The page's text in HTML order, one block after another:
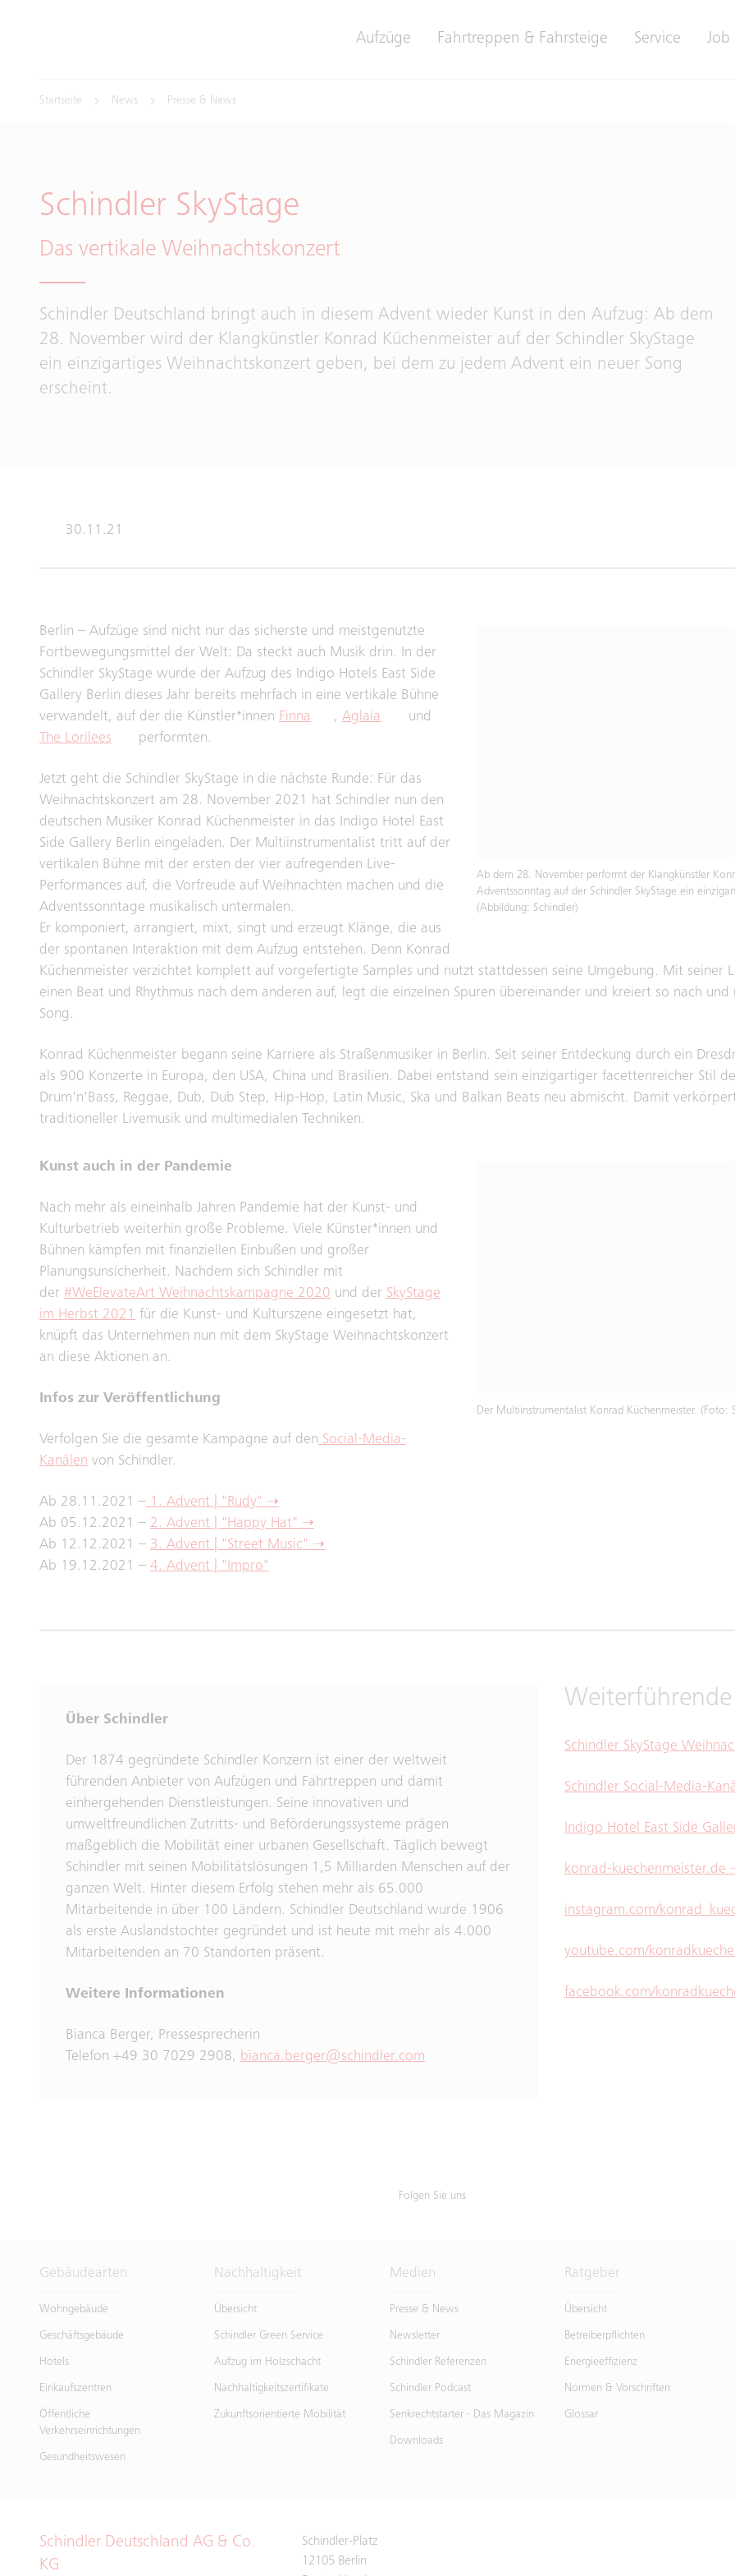
Aufzüge Fahrtreppen & Fahrsteige Service Job
Startseite News Presse & News
Schindler SkyStage
Das vertikale Weihnachtskonzert
Schindler Deutschland bringt auch in diesem Advent wieder Kunst in den Aufzug: Ab dem
28. November wird der Klangkünstler Konrad Küchenmeister auf der Schindler SkyStage
ein einzigartiges Weihnachtskonzert geben, bei dem zu jedem Advent ein neuer Song
erscheint.
30.11.21
Ab dem 28. November performt der Klangkünstler
Adventssonntag auf der Schindler SkyStage ein
(Abbildung: Schindler)
Berlin – Aufzüge sind nicht nur das sicherste und meistgenutzte
Fortbewegungsmittel der Welt: Da steckt auch Musik drin. In der
Schindler SkyStage wurde der Aufzug des Indigo Hotels East Side
Gallery Berlin dieses Jahr bereits mehrfach in eine vertikale Bühne
verwandelt, auf der die Künstler*innen Finna ,Aglaia
und
The Lorilees
performten.
Jetzt geht die Schindler SkyStage in die nächste Runde: Für das
Weihnachtskonzert am 28. November 2021 hat Schindler nun den
deutschen Musiker Konrad Küchenmeister in das Indigo Hotel East
Side Gallery Berlin eingeladen. Der Multiinstrumentalist tritt auf der
vertikalen Bühne mit der ersten der vier aufregenden Live-
Performances auf, die Vorfreude auf Weihnachten machen und die
Adventssonntage musikalisch untermalen.
Er komponiert, arrangiert, mixt, singt und erzeugt Klänge, die aus
der spontanen Interaktion mit dem Aufzug entstehen. Denn Konrad
Küchenmeister verzichtet komplett auf vorgefertigte Samples und nutzt stattdessen seine Umgebung. Mit seiner
einen Beat und Rhythmus nach dem anderen auf, legt die einzelnen Spuren übereinander und kreiert so nach
Song.
Konrad Küchenmeister begann seine Karriere als Straßenmusiker in Berlin. Seit seiner Entdeckung durch ein
als 900 Konzerte in Europa, den USA, China und Brasilien. Dabei entstand sein einzigartiger facettenreicher Stil
Drum'n'Bass, Reggae, Dub, Dub Step, Hip-Hop, Latin Music, Ska und Balkan Beats neu abmischt. Damit
traditioneller Livemusik und multimedialen Techniken.
Der Multiinstrumentalist Konrad Küchenmeister. (Foto:
Kunst auch in der Pandemie
Nach mehr als eineinhalb Jahren Pandemie hat der Kunst- und
Kulturbetrieb weiterhin große Probleme. Viele Künster*innen und
Bühnen kämpfen mit finanziellen Einbußen und großer
Planungsunsicherheit. Nachdem sich Schindler mit
der #WeElevateArt Weihnachtskampagne 2020 und der SkyStage
im Herbst 2021 für die Kunst- und Kulturszene eingesetzt hat,
knüpft das Unternehmen nun mit dem SkyStage Weihnachtskonzert
an diese Aktionen an.
Infos zur Veröffentlichung
Verfolgen Sie die gesamte Kampagne auf den Social-Media-
Kanälen von Schindler.
Ab 28.11.2021 – 1. Advent | "Rudy" ➝
Ab 05.12.2021 – 2. Advent | "Happy Hat" ➝
Ab 12.12.2021 – 3. Advent | "Street Music" ➝
Ab 19.12.2021 – 4. Advent | "Impro"
Über Schindler
Der 1874 gegründete Schindler Konzern ist einer der weltweit
führenden Anbieter von Aufzügen und Fahrtreppen und damit
einhergehenden Dienstleistungen. Seine innovativen und
umweltfreundlichen Zutritts- und Beförderungssysteme prägen
maßgeblich die Mobilität einer urbanen Gesellschaft. Täglich bewegt
Schindler mit seinen Mobilitätslösungen 1,5 Milliarden Menschen auf der
ganzen Welt. Hinter diesem Erfolg stehen mehr als 65.000
Mitarbeitende in über 100 Ländern. Schindler Deutschland wurde 1906
als erste Auslandstochter gegründet und ist heute mit mehr als 4.000
Mitarbeitenden an 70 Standorten präsent.
Weitere Informationen
Bianca Berger, Pressesprecherin
Telefon +49 30 7029 2908, bianca.berger@schindler.com
Schindler SkyStage
Schindler Social-Media-
Indigo Hotel East Side
konrad-kuechenmeister.de
instagram.com/
youtube.com/
facebook.com/
Folgen Sie uns
Gebäudearten
Wohngebäude
Geschäftsgebäude
Hotels
Einkaufszentren
Öffentliche
Verkehrseinrichtungen
Gesundheitswesen
Nachhaltigkeit
Übersicht
Schindler Green Service
Aufzug im Holzschacht
Nachhaltigkeitszertifikate
Zukunftsorientierte Mobilität
Medien
Presse & News
Newsletter
Schindler Referenzen
Schindler Podcast
Senkrechtstarter - Das Magazin
Downloads
Ratgeber
Übersicht
Betreiberpflichten
Energieeffizienz
Normen & Vorschriften
Glossar
Schindler Deutschland AG & Co.
KG
Schindler-Platz
12105 Berlin